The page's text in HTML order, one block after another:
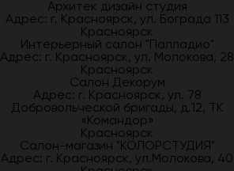
Архитек дизайн студия
Адрес: г. Красноярск, ул. Бограда 113
Красноярск
Интерьерный салон "Палладио"
Адрес: г. Красноярск, ул. Молокова, 28
Красноярск
Салон Декорум
Адрес: г. Красноярск, ул. 78
Добровольческой бригады, д.12, ТК
«Командор»
Красноярск
Салон-магазин "КОЛОРСТУДИЯ"
Адрес: г. Красноярск, ул.Молокова, 40